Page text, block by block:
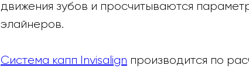
движения зубов и просчитываются
элайнеров.
Система капп Invisalign производится по